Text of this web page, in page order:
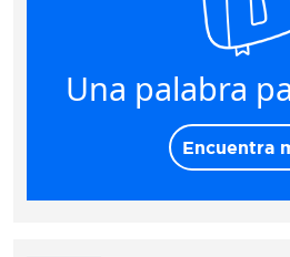
Una palabra
Encuentra